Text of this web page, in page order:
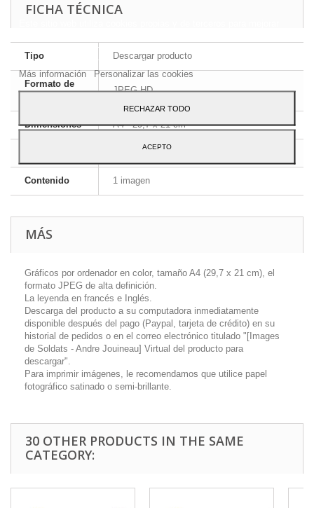
FICHA TÉCNICA
Tipo Descargar producto
Formato de
JPEG HD
Dimensiones A4 - 29,7 x 21 cm
Inglés y francés
Contenido 1 imagen
MÁS
Gráficos por ordenador en color, tamaño A4 (29,7 x 21 cm), el
formato JPEG de alta definición.
La leyenda en francés e Inglés.
Descarga del producto a su computadora inmediatamente
disponible después del pago (Paypal, tarjeta de crédito) en su
historial de pedidos o en el correo electrónico titulado "[Images
de Soldats - Andre Jouineau] Virtual del producto para
descargar".
Para imprimir imágenes, le recomendamos que utilice papel
fotográfico satinado o semi-brillante.
30 OTHER PRODUCTS IN THE SAME
CATEGORY:
preferencias mediante el análisis de sus hábitos de navegación.
Para dar su consentimiento sobre su uso pulse el botón Acepto.
Más información Personalizar las cookies
RECHAZAR TODO
ACEPTO